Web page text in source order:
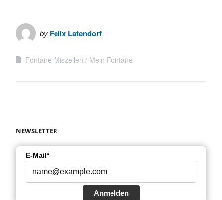
by Felix Latendorf
Fontane-Miszellen Mein Fontane
NEWSLETTER
E-Mail*
Anmelden